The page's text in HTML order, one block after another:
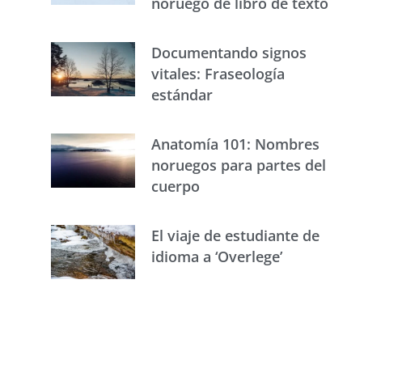
Documentando signos
vitales: Fraseología
estándar
Anatomía 101: Nombres
noruegos para partes del
cuerpo
El viaje de estudiante de
idioma a ‘Overlege’